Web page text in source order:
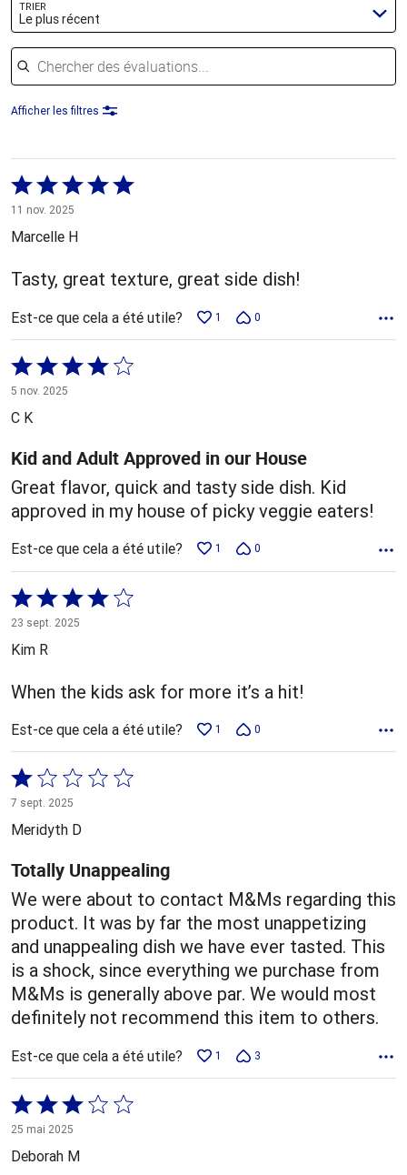
TRIER
Le plus récent
Chercher des évaluations
Afficher les filtres
Coté
5 sur
5
11 nov. 2025
Marcelle H
Tasty, great texture, great side dish!
Est-ce que cela a été utile? 1 0
Coté
4 sur
5
5 nov. 2025
C K
Kid and Adult Approved in our House
Great flavor, quick and tasty side dish. Kid
approved in my house of picky veggie eaters!
Est-ce que cela a été utile? 1 0
Coté
4 sur
5
23 sept. 2025
Kim R
When the kids ask for more it’s a hit!
Est-ce que cela a été utile? 1 0
Coté
1 sur
5
7 sept. 2025
Meridyth D
Totally Unappealing
We were about to contact M&Ms regarding this
product. It was by far the most unappetizing
and unappealing dish we have ever tasted. This
is a shock, since everything we purchase from
M&Ms is generally above par. We would most
definitely not recommend this item to others.
Est-ce que cela a été utile? 1 3
Coté
3 sur
5
25 mai 2025
Deborah M